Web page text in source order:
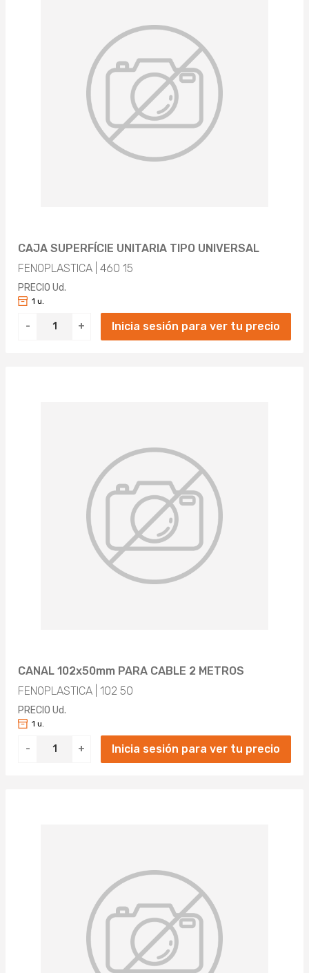
CAJA SUPERFÍCIE UNITARIA TIPO UNIVERSAL
FENOPLASTICA | 460 15
PRECIO Ud.
- +
1 u.
Inicia sesión para ver tu precio
CANAL 102x50mm PARA CABLE 2 METROS
FENOPLASTICA | 102 50
PRECIO Ud.
- +
1 u.
Inicia sesión para ver tu precio